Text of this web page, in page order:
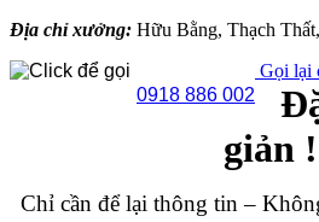
Địa chỉ xưởng: Hữu Bằng, Thạch
0918 886 002
Gọi lại
giản !
Chỉ cần để lại thông tin –